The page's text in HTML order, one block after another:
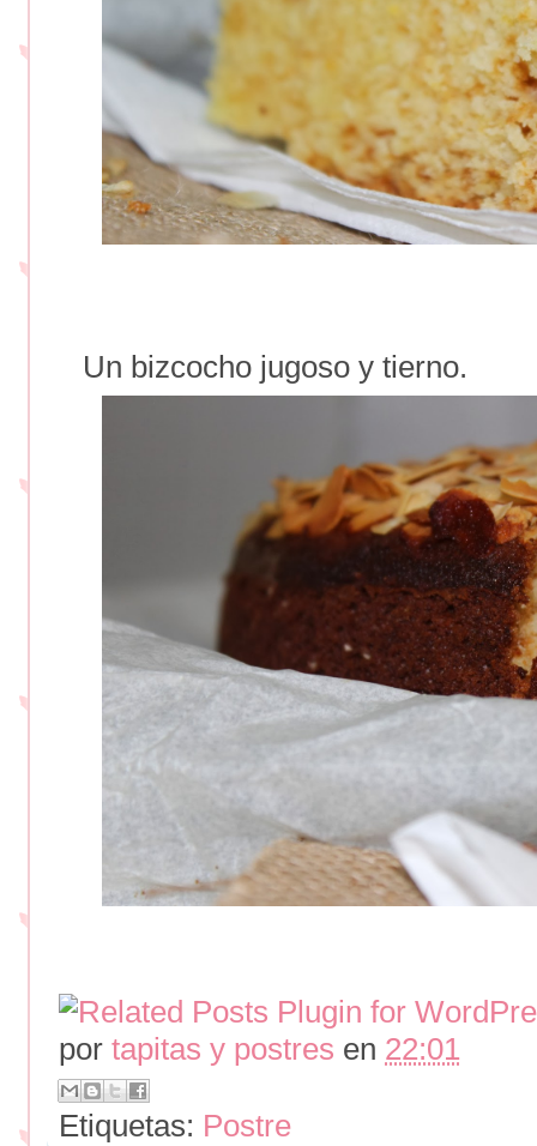
Un bizcocho jugoso y tierno.
por tapitas y postres en 22:01
Etiquetas: Postre